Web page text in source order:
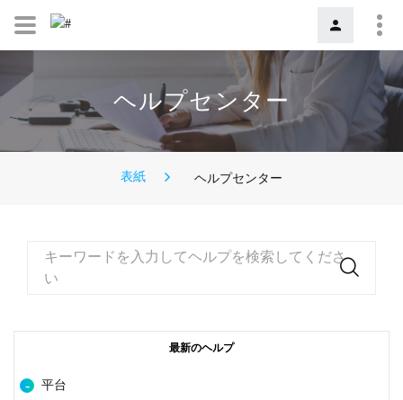
ヘルプセンター
表紙 ヘルプセンター
キーワードを入力してヘルプを検索してくださ
い
最新のヘルプ
平台